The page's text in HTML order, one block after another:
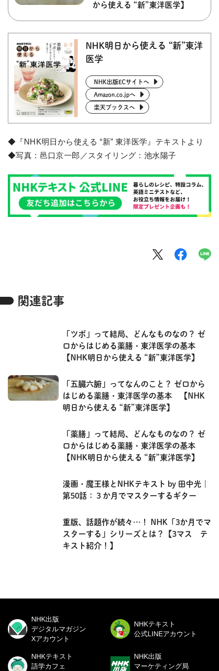
から使える “新”東洋医学】
NHK明日から使える “新”東洋
医学
NHK出版ECサイトへ
Amazon.co.jpへ
楽天ブックスへ
◆『NHK明日から使える “新” 東洋医学』テキストより
◆写真：邑口京一郎／スタイリング：池水陽子
関連記事
「ツボ」って結局、どんなものなの？ ゼ
ロからはじめる薬膳・東洋医学の基本
【NHK明日から使える “新”東洋医学】
「五臓六腑」ってなんのこと？ ゼロから
はじめる薬膳・東洋医学の基本 【NHK
明日から使える “新”東洋医学】
「薬膳」って結局、どんなものなの？ ゼ
ロからはじめる薬膳・東洋医学の基本
【NHK明日から使える “新”東洋医学】
漫画・魔王様とNHKテキスト by 田中光｜
第50話：３か月でマスターするギター
重版、話題作が続々…！ NHK「3か月でマ
スターする」シリーズとは？【3マス テ
キスト紹介！】
NHK出版
デジタルマガジン
Xアカウント
NHKテキスト
公式LINEアカウント
NHKテキスト
語学カフェ
NHK出版
マーケティング局